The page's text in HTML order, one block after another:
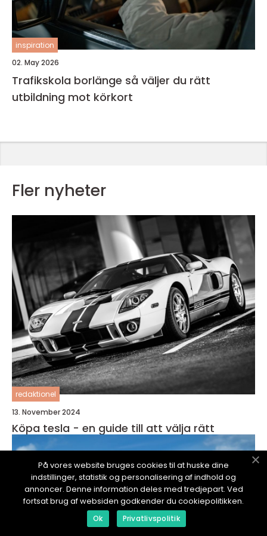
inspiration
02. May 2026
Trafikskola borlänge så väljer du rätt
utbildning mot körkort
Fler nyheter
redaktionel
13. November 2024
Köpa tesla - en guide till att välja rätt
På vores website bruges cookies til at huske dine
indstillinger, statistik og personalisering af indhold og
annoncer. Denne information deles med tredjepart. Ved
fortsat brug af websiden godkender du cookiepolitikken.
Ok Privatlivspolitik